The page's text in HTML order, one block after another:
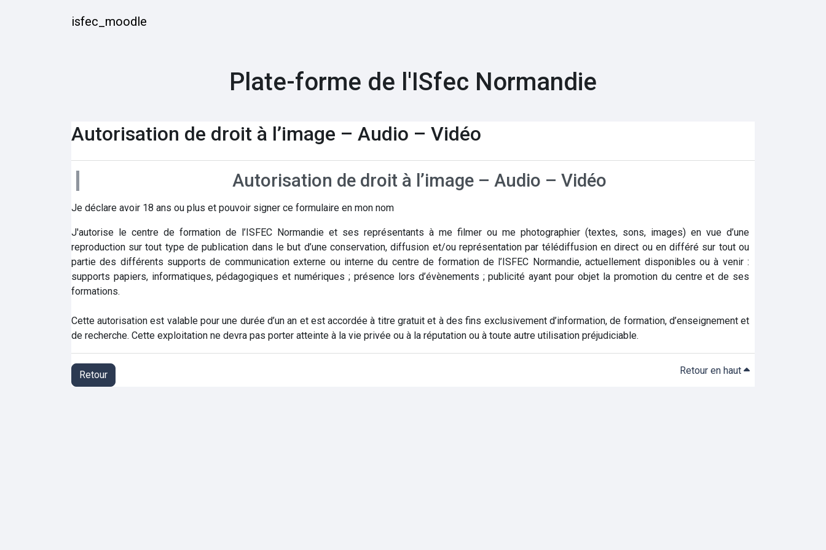
isfec_moodle
Plate-forme de l'ISfec Normandie
Autorisation de droit à l’image – Audio – Vidéo
Autorisation de droit à l’image – Audio – Vidéo
Je déclare avoir 18 ans ou plus et pouvoir signer ce formulaire en mon nom
J'autorise le centre de formation de l’ISFEC Normandie et ses représentants à me filmer ou me photographier (textes, sons, images) en vue d’une
reproduction sur tout type de publication dans le but d’une conservation, diffusion et/ou représentation par télédiffusion en direct ou en différé sur tout ou
partie des différents supports de communication externe ou interne du centre de formation de l’ISFEC Normandie, actuellement disponibles ou à venir :
supports papiers, informatiques, pédagogiques et numériques ; présence lors d’évènements ; publicité ayant pour objet la promotion du centre et de ses
formations.
Cette autorisation est valable pour une durée d’un an et est accordée à titre gratuit et à des fins exclusivement d’information, de formation, d’enseignement et
de recherche. Cette exploitation ne devra pas porter atteinte à la vie privée ou à la réputation ou à toute autre utilisation préjudiciable.
Retour Retour en haut